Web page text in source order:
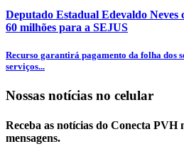
Deputado Estadual Edevaldo Neves
60 milhões para a SEJUS
Recurso garantirá pagamento da folha dos
serviços...
Nossas notícias no celular
Receba as notícias do Conecta PVH
mensagens.